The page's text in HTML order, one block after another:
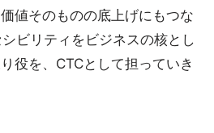
値そのものの底上げにもつな
ビリティをビジネスの核とし
役を、CTCとして担っていき